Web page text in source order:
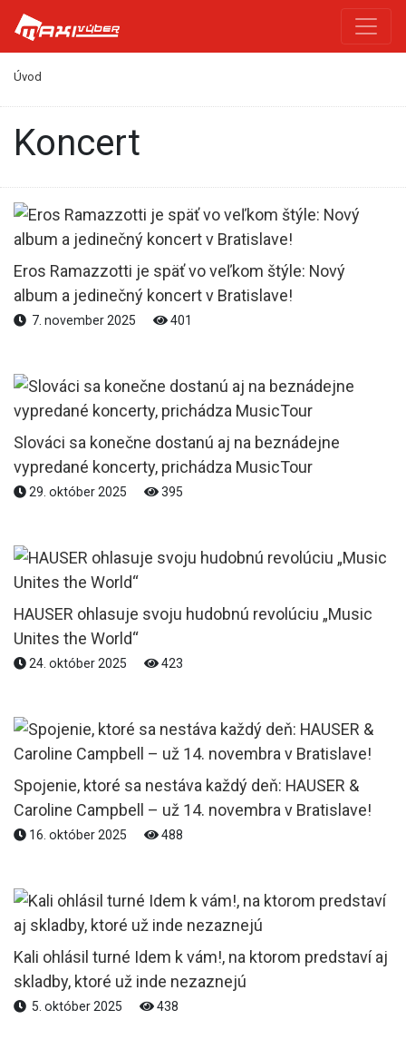
Úvod
Koncert
Eros Ramazzotti je späť vo veľkom štýle: Nový
album a jedinečný koncert v Bratislave!
7. november 2025 401
Slováci sa konečne dostanú aj na beznádejne
vypredané koncerty, prichádza MusicTour
29. október 2025 395
HAUSER ohlasuje svoju hudobnú revolúciu „Music
Unites the World“
24. október 2025 423
Spojenie, ktoré sa nestáva každý deň: HAUSER &
Caroline Campbell – už 14. novembra v Bratislave!
16. október 2025 488
Kali ohlásil turné Idem k vám!, na ktorom predstaví aj
skladby, ktoré už inde nezaznejú
5. október 2025 438